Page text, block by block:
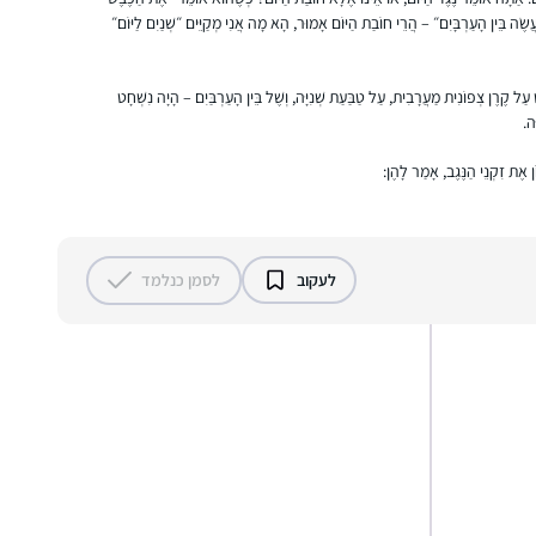
הָעַרְבָּיִם״ – הֲרֵי חוֹבַת הַיּוֹם אָמוּר, הָא מָה אֲנִי מְקַיֵּים ״שְׁנַיִם לַיּוֹם״
קֶרֶן צְפוֹנִית מַעֲרָבִית, עַל טַבַּעַת שְׁנִיָּה, וְשֶׁל בֵּין הָעַרְבַּיִם – הָיָה נִשְׁחָט
זִקְנֵי הַנֶּגֶב, אָמַר לָהֶן:
לעקוב לסמן כנלמד
לפני 15 שנה, אחרי עשרות שנים של "ג’ינגול” בין
לשיעורי גמרא במתן רעננה. הלימוד המעמיק
לפני כשמונה שנים כאשר מחזור הדף היומי הגיע
למסכת תענית הצטרפתי כ”חברותא” לבעלי. זו
השעה היומית שלנו ביחד כאשר דפי הגמרא
רעננה, ישראל